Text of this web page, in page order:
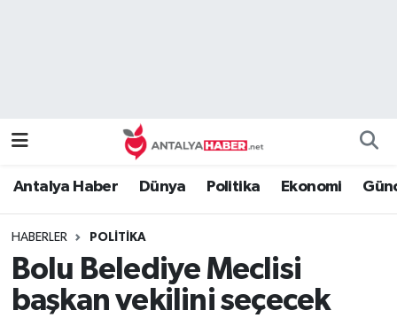
Antalya Haber Dünya Politika Ekonomi
HABERLER POLITIKA
Bolu Belediye Meclisi
başkan vekilini seçecek
Genel
Namaz Vakitleri
Tüm Manşetler